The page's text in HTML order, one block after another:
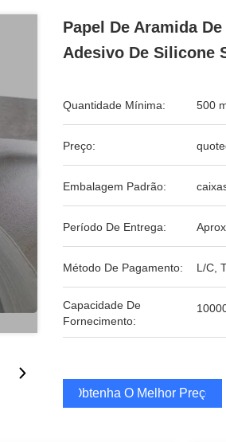
Papel De Aramida
Adesivo De Silicone
Quantidade Mínima: 500
Preço:
Embalagem Padrão:
Período De Entrega:
Método De Pagamento: L/C,
Capacidade De
Fornecimento:
Obtenha O Melhor Preço